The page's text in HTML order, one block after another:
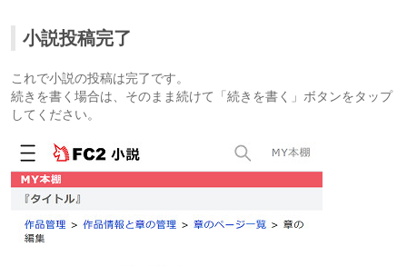
小説投稿完了
これで小説の投稿は完了です。
続きを書く場合は、そのまま続けて「続きを書く」ボタンをタップ
してください。